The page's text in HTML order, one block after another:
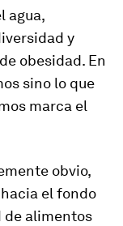
agua,
y
obesidad. En
sino lo que
marca el
obvio,
el fondo
de alimentos